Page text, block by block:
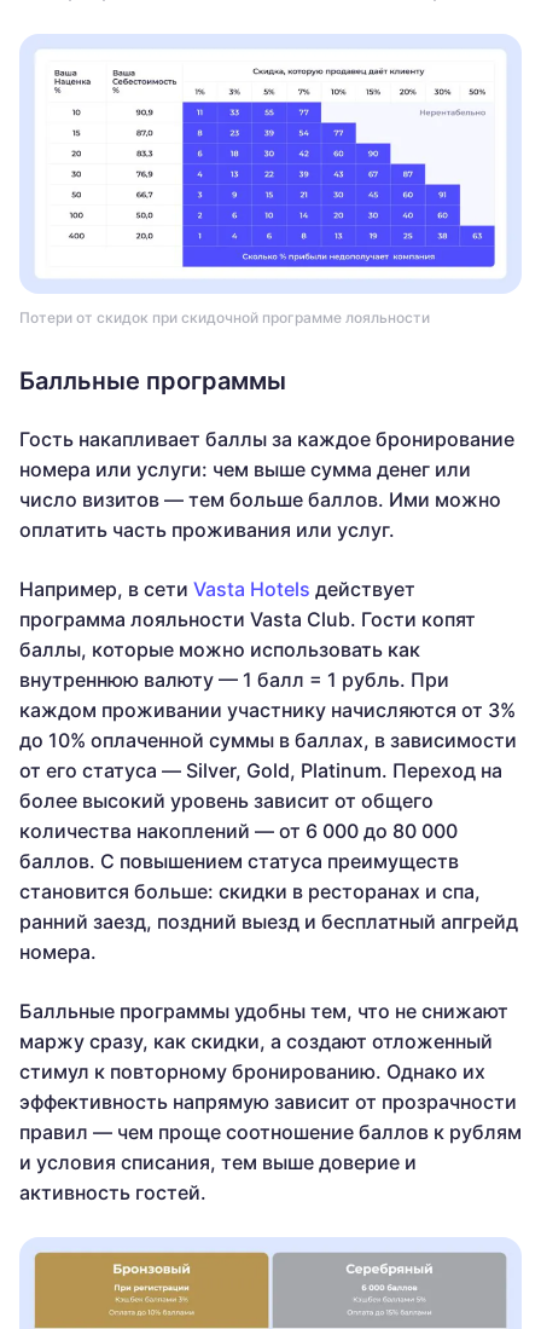
Потери от скидок при скидочной программе лояльности
Балльные программы
Гость накапливает баллы за каждое бронирование
номера или услуги: чем выше сумма денег или
число визитов — тем больше баллов. Ими можно
оплатить часть проживания или услуг.
Например, в сети Vasta Hotels действует
программа лояльности Vasta Club. Гости копят
баллы, которые можно использовать как
внутреннюю валюту — 1 балл = 1 рубль. При
каждом проживании участнику начисляются от 3%
до 10% оплаченной суммы в баллах, в зависимости
от его статуса — Silver, Gold, Platinum. Переход на
более высокий уровень зависит от общего
количества накоплений — от 6 000 до 80 000
баллов. С повышением статуса преимуществ
становится больше: скидки в ресторанах и спа,
ранний заезд, поздний выезд и бесплатный апгрейд
номера.
Балльные программы удобны тем, что не снижают
маржу сразу, как скидки, а создают отложенный
стимул к повторному бронированию. Однако их
эффективность напрямую зависит от прозрачности
правил — чем проще соотношение баллов к рублям
и условия списания, тем выше доверие и
активность гостей.